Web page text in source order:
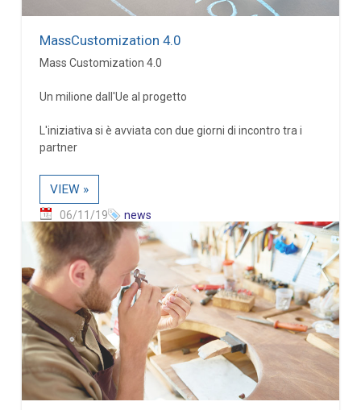
MassCustomization 4.0
Mass Customization 4.0
Un milione dall'Ue al progetto
L'iniziativa si è avviata con due giorni di incontro tra i
partner
VIEW »
06/11/19 news